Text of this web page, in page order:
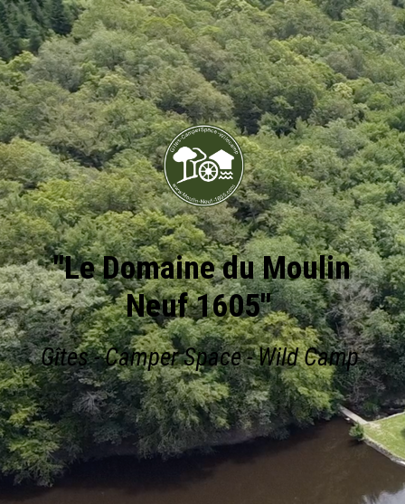
"Le Domaine du Moulin
Neuf 1605"
Gîtes - Camper Space - Wild Camp